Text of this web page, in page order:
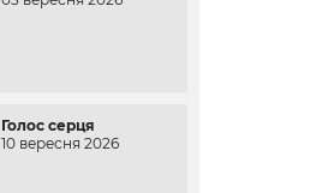
Голос серця
10 вересня 2026